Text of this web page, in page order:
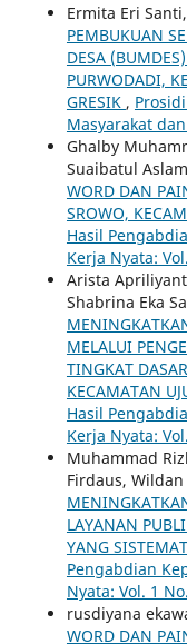
Ermita Eri
PEMBUKUAN
DESA
PURWODADI,
GRESIK ,
Masyarakat
Ghalby
Suaibatul
WORD DAN
SROWO,
Hasil
Kerja Nyata:
Arista
Shabrina Eka
MELALUI
TINGKAT
KECAMATAN
Hasil
Kerja Nyata:
Muhammad
Firdaus,
LAYANAN
YANG
Pengabdian
Nyata: Vol. 1
rusdiyana
WORD DAN